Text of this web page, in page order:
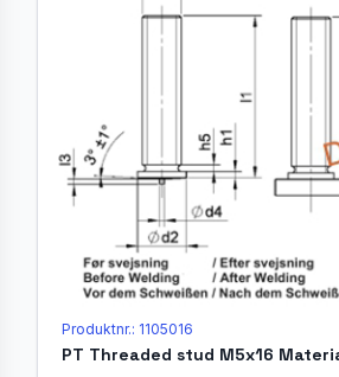
Produktnr.: 1105016